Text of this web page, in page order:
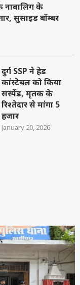
नाबालिग के
सुसाइड बॉम्बर
दुर्ग SSP ने हेड
कांस्टेबल को किया
सस्पेंड, मृतक के
रिश्तेदार से मांगा 5
हजार
January 20, 2026